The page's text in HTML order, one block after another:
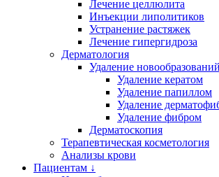
Лечение целлюлита
Инъекции липолитиков
Устранение растяжек
Лечение гипергидроза
Дерматология
Удаление новообразований
Удаление кератом
Удаление папиллом
Удаление
Удаление фибром
Дерматоскопия
Терапевтическая косметология
Анализы крови
Пациентам ↓